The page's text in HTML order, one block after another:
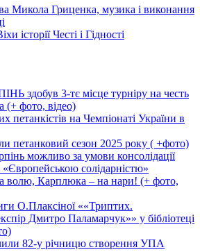
Микола Гриценка, музика і виконання
історії Честі і Гідності
здобув 3-тє місце турніру на честь
(+ фото, відео)
петанкістів на Чемпіонаті України в
петанковий сезон 2025 року ( +фото)
можливо за умови консолідації
солідарністю»
волю, Карплюка – на нари! (+ фото,
О.Плаксіної ««Триптих.
Дмитро Паламарчук»» у бібліотеці
82-у річницю створення УПА